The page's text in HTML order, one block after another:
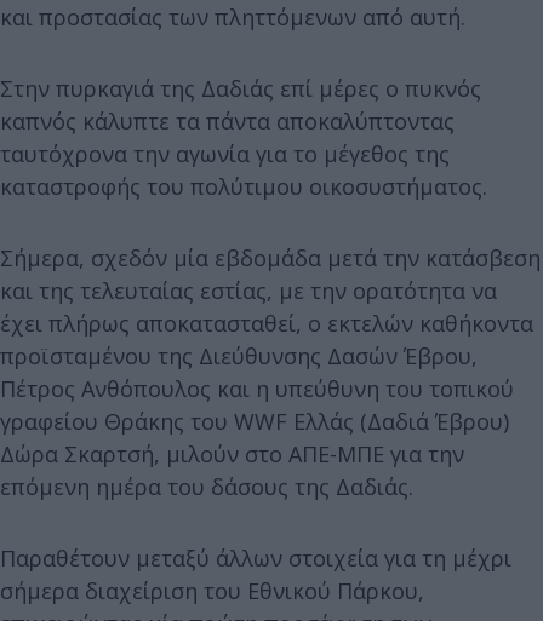
και προστασίας των πληττόμενων από αυτή.
Στην πυρκαγιά της Δαδιάς επί μέρες ο πυκνός
καπνός κάλυπτε τα πάντα αποκαλύπτοντας
ταυτόχρονα την αγωνία για το μέγεθος της
καταστροφής του πολύτιμου οικοσυστήματος.
Σήμερα, σχεδόν μία εβδομάδα μετά την κατάσβεση
και της τελευταίας εστίας, με την ορατότητα να
έχει πλήρως αποκατασταθεί, ο εκτελών καθήκοντα
προϊσταμένου της Διεύθυνσης Δασών Έβρου,
Πέτρος Ανθόπουλος και η υπεύθυνη του τοπικού
γραφείου Θράκης του WWF Ελλάς (Δαδιά Έβρου)
Δώρα Σκαρτσή, μιλούν στο ΑΠΕ-ΜΠΕ για την
επόμενη ημέρα του δάσους της Δαδιάς.
Παραθέτουν μεταξύ άλλων στοιχεία για τη μέχρι
σήμερα διαχείριση του Εθνικού Πάρκου,